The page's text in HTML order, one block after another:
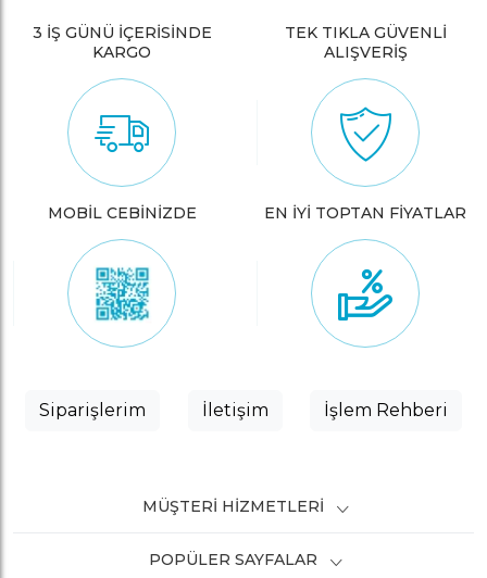
3 İŞ GÜNÜ İÇERİSİNDE
KARGO
TEK TIKLA GÜVENLİ
ALIŞVERİŞ
MOBİL CEBİNİZDE EN İYİ TOPTAN FİYATLAR
Siparişlerim İletişim İşlem Rehberi
MÜŞTERI HIZMETLERI
POPÜLER SAYFALAR